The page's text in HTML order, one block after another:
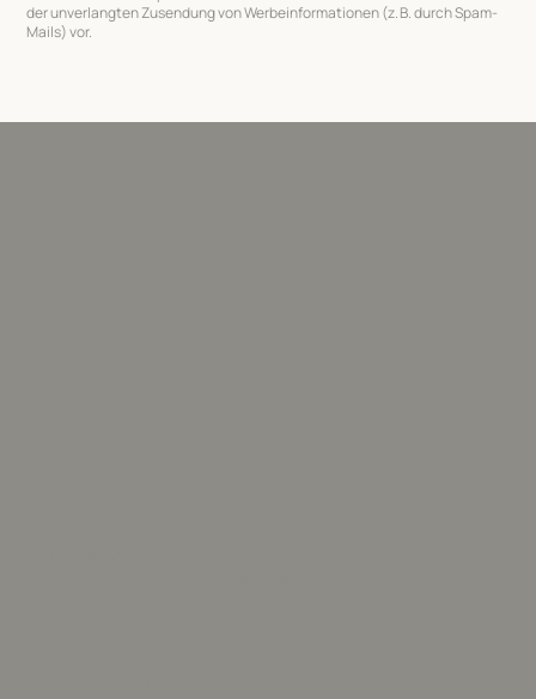
der unverlangten Zusendung von Werbeinformationen (z. B. durch Spam-
Mails) vor.